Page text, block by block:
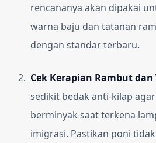
rencananya akan dipakai
warna baju dan tatanan
dengan standar terbaru.
Cek Kerapian Rambut dan
sedikit bedak anti-kilap
berminyak saat terkena
imigrasi. Pastikan poni